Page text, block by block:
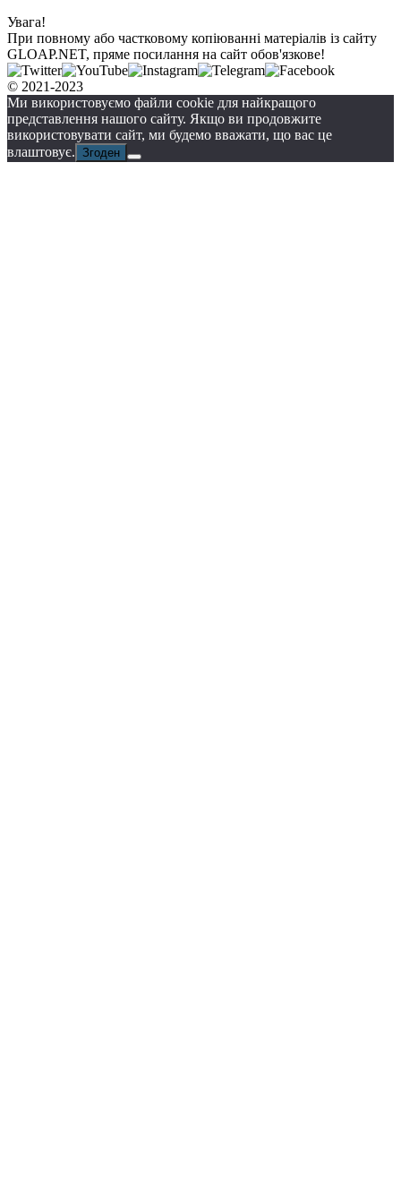
Увага!
При повному або частковому копіюванні матеріалів із сайту
GLOAP.NET, пряме посилання на сайт обов'язкове!
© 2021-2023
Ми використовуємо файли cookie для найкращого
представлення нашого сайту. Якщо ви продовжите
використовувати сайт, ми будемо вважати, що вас це
влаштовує. Згоден